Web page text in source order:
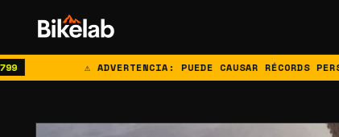
⚠ ADVERTENCIA: PUEDE CAUSAR RÉCORDS PERSONALES